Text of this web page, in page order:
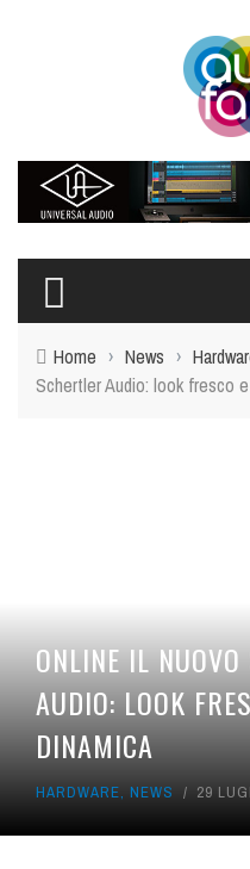
Home › News ›
Schertler Audio: look fresco
ONLINE IL
AUDIO: LOOK
DINAMICA
HARDWARE, NEWS 29